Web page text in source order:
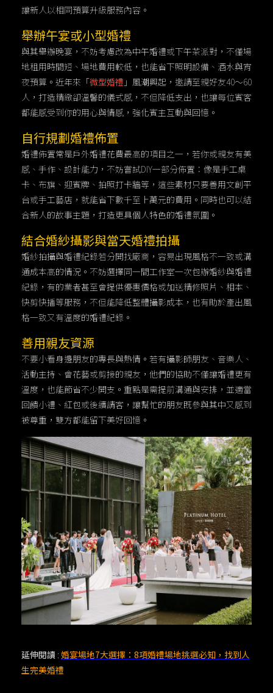
讓新人以相同預算升級服務內容。
舉辦午宴或小型婚禮
與其舉辦晚宴，不妨考慮改為中午婚禮或下午茶派對，不僅場
地租用時間短、場地費用較低，也能省下照明設備、酒水與宵
夜預算。近年來「微型婚禮 」風潮興起，邀請至親好友40～60
人，打造精緻卻溫馨的儀式感，不但降低支出，也讓每位賓客
都能感受到你的用心與情感，強化賓主互動與回憶。
自行規劃婚禮佈置
婚禮佈置常是戶外婚禮花費最高的項目之一，若你或親友有美
感、手作、設計能力，不妨嘗試DIY一部分佈置：像是手工桌
卡、布旗、迎賓牌、拍照打卡牆等，這些素材只要善用文創平
台或手工藝店，就能省下數千至上萬元的費用。同時也可以結
合新人的故事主題，打造更具個人特色的婚禮氛圍。
結合婚紗攝影與當天婚禮拍攝
婚紗拍攝與婚禮紀錄若分開找廠商，容易出現風格不一致或溝
通成本高的情況。不妨選擇同一間工作室一次包辦婚紗與婚禮
紀錄，有的業者甚至會提供優惠價格或加送精修照片、相本、
快剪快播等服務，不但能降低整體攝影成本，也有助於產出風
格一致又有溫度的婚禮紀錄。
善用親友資源
不要小看身邊朋友的專長與熱情。若有攝影師朋友、音樂人、
活動主持、會花藝或剪接的親友，他們的協助不僅讓婚禮更有
溫度，也能節省不少開支。重點是需提前溝通與安排，並適當
回饋小禮、紅包或後續請客，讓幫忙的朋友既參與其中又感到
被尊重，雙方都能留下美好回憶。
延伸閱讀 : 婚宴場地7大選擇：8項婚禮場地挑選必知，找到人
生完美婚禮